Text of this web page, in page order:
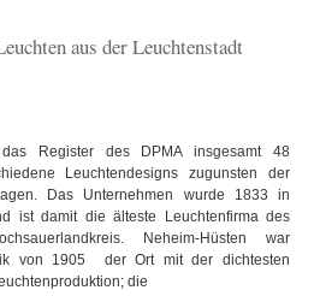
aus der Leuchtenstadt
Register des DPMA insgesamt 48
Leuchtendesigns zugunsten der
Das Unternehmen wurde 1833 in
ist damit die älteste Leuchtenfirma des
Neheim-Hüsten war
von 1905 der Ort mit der dichtesten
die